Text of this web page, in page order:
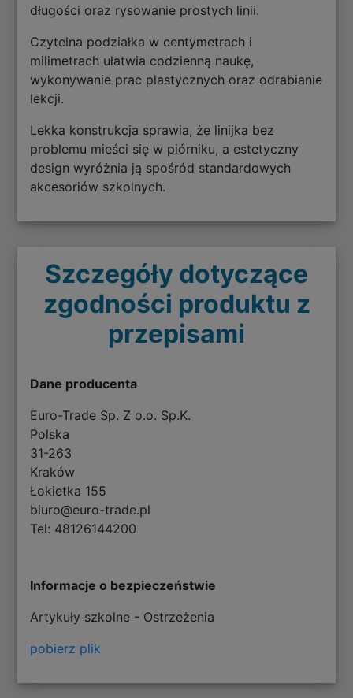
długości oraz rysowanie prostych linii.
Czytelna podziałka w centymetrach i
milimetrach ułatwia codzienną naukę,
wykonywanie prac plastycznych oraz odrabianie
lekcji.
Lekka konstrukcja sprawia, że linijka bez
problemu mieści się w piórniku, a estetyczny
design wyróżnia ją spośród standardowych
akcesoriów szkolnych.
Szczegóły dotyczące
zgodności produktu z
przepisami
Dane producenta
Euro-Trade Sp. Z o.o. Sp.K.
Polska
31-263
Kraków
Łokietka 155
biuro@euro-trade.pl
Tel: 48126144200
Informacje o bezpieczeństwie
Artykuły szkolne - Ostrzeżenia
pobierz plik